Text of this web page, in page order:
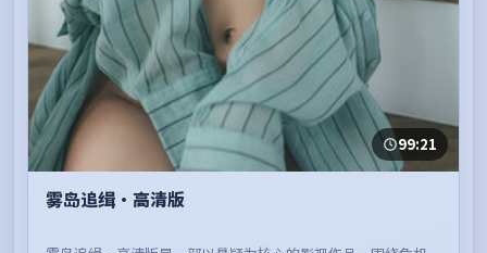
99:21
雾岛追缉·高清版